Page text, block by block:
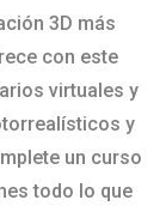
3D más
con este
virtuales y
y
un curso
todo lo que